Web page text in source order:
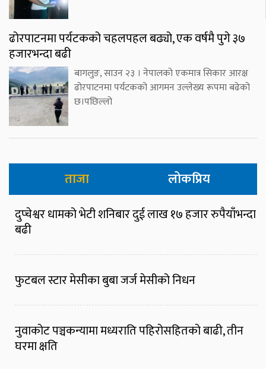
ढोरपाटनमा पर्यटकको चहलपहल बढ्यो, एक वर्षमै पुगे ३७
हजारभन्दा बढी
बागलुङ, साउन २३ । नेपालको एकमात्र सिकार आरक्ष
ढोरपाटनमा पर्यटकको आगमन उल्लेख्य रूपमा बढेको
छ।पछिल्लो
ताजा लोकप्रिय
दुप्चेश्वर धामको भेटी शनिबार दुई लाख १७ हजार रुपैयाँभन्दा
बढी
फुटबल स्टार मेसीका बुबा जर्ज मेसीको निधन
नुवाकोट पञ्चकन्यामा मध्यराति पहिरोसहितको बाढी, तीन
घरमा क्षति